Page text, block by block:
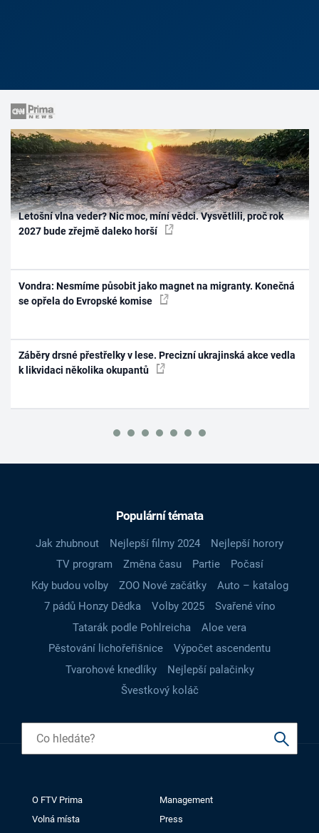
Letošní vlna veder? Nic moc, míní vědci. Vysvětlili, proč rok
2027 bude zřejmě daleko horší
Vondra: Nesmíme působit jako magnet na migranty. Konečná
se opřela do Evropské komise
Záběry drsné přestřelky v lese. Precizní ukrajinská akce vedla
k likvidaci několika okupantů
Populární témata
Jak zhubnout Nejlepší filmy 2024
Nejlepší horory
TV program
Změna času Partie
Počasí
Kdy budou volby
ZOO Nové začátky
Auto – katalog
7 pádů Honzy Dědka
Volby 2025
Svařené víno
Tatarák podle Pohlreicha
Aloe vera
Pěstování lichořeřišnice
Výpočet ascendentu
Tvarohové knedlíky
Nejlepší palačinky
Švestkový koláč
O FTV Prima
Management
Volná místa
Press